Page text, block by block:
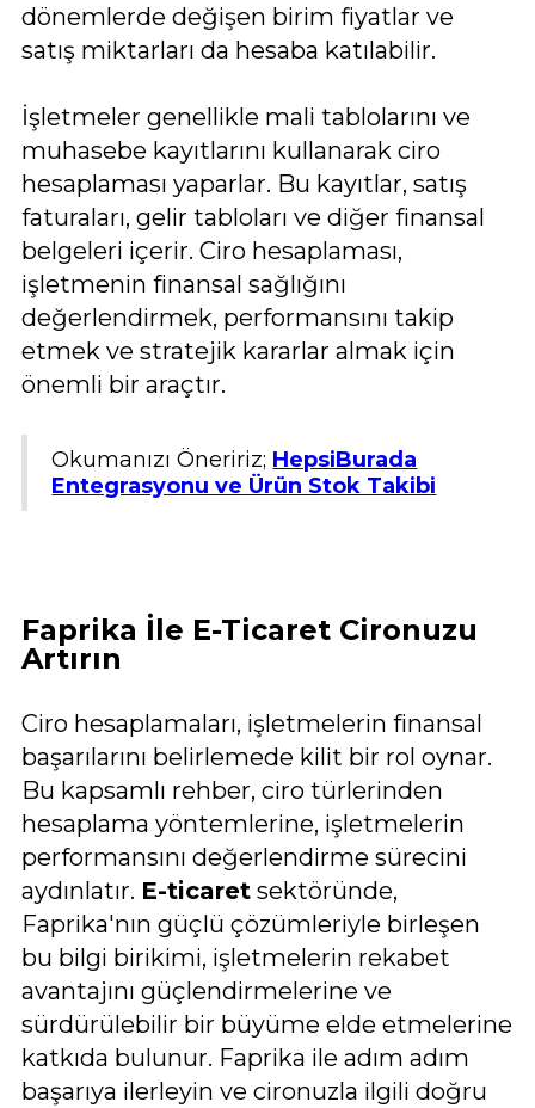
dönemlerde değişen birim fiyatlar ve
satış miktarları da hesaba katılabilir.
İşletmeler genellikle mali tablolarını ve
muhasebe kayıtlarını kullanarak ciro
hesaplaması yaparlar. Bu kayıtlar, satış
faturaları, gelir tabloları ve diğer finansal
belgeleri içerir. Ciro hesaplaması,
işletmenin finansal sağlığını
değerlendirmek, performansını takip
etmek ve stratejik kararlar almak için
önemli bir araçtır.
Okumanızı Öneririz; HepsiBurada
Entegrasyonu ve Ürün Stok Takibi
Faprika İle E-Ticaret Cironuzu
Artırın
Ciro hesaplamaları, işletmelerin finansal
başarılarını belirlemede kilit bir rol oynar.
Bu kapsamlı rehber, ciro türlerinden
hesaplama yöntemlerine, işletmelerin
performansını değerlendirme sürecini
aydınlatır. E-ticaret sektöründe,
Faprika'nın güçlü çözümleriyle birleşen
bu bilgi birikimi, işletmelerin rekabet
avantajını güçlendirmelerine ve
sürdürülebilir bir büyüme elde etmelerine
katkıda bulunur. Faprika ile adım adım
başarıya ilerleyin ve cironuzla ilgili doğru